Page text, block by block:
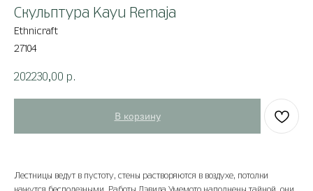
Скульптура Kayu Remaja
Ethnicraft
27104
202230,00 р.
В корзину
Лестницы ведут в пустоту, стены растворяются в воздухе, потолки